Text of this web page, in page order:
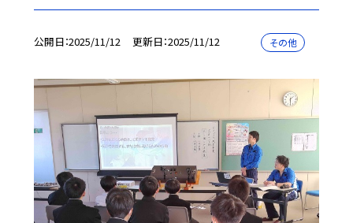
公開日 2025/11/12 更新日 2025/11/12 その他